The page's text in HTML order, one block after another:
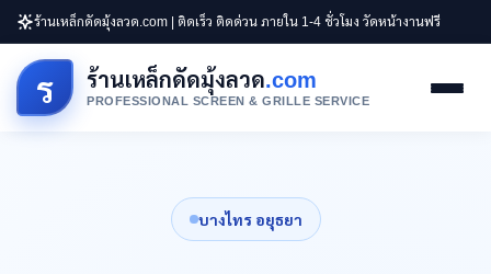
ร้านเหล็กดัดมุ้งลวด.com | ติดเร็ว ติดด่วน ภายใน 1-4 ชั่วโมง วัดหน้างานฟรี
ร ร้านเหล็กดัดมุ้งลวด.com
PROFESSIONAL SCREEN & GRILLE SERVICE
บางไทร อยุธยา